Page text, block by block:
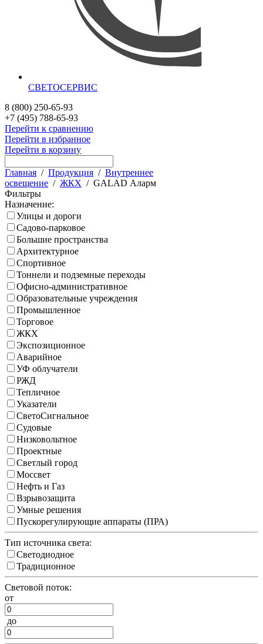
СВЕТОСЕРВИС
8 (800) 250-65-93
+7 (495) 788-65-93
Перейти к сравнению
Перейти в избранное
Перейти в корзину
Главная / Продукция / Внутреннее
освещение / ЖКХ / GALAD Аларм
Фильтры
Назначение:
Улицы и дороги
Садово-парковое
Большие пространства
Архитектурное
Спортивное
Тоннели и подземные переходы
Офисно-административное
Образовательные учреждения
Промышленное
Торговое
ЖКХ
Экспозиционное
Аварийное
УФ облучатели
РЖД
Тепличное
Указатели
СветоСигнальное
Судовые
Низковольтное
Проектные
Светлый город
Моссвет
Нефть и Газ
Взрывозащита
Умные решения
Пускорегулирующие аппараты (ПРА)
Тип источника света:
Светодиодное
Традиционное
Световой поток:
от
до